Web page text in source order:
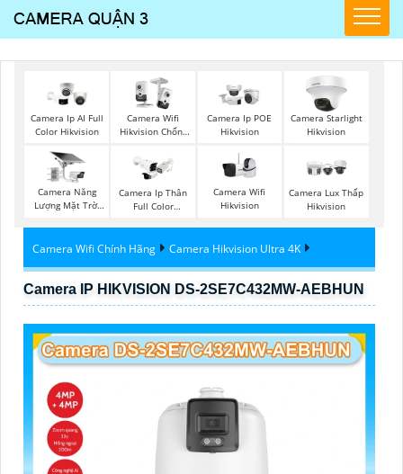
Camera Ip AI Full
Color Hikvision
Camera Wifi
Hikvision Chống
Camera Ip POE
Hikvision
Camera Starlight
Hikvision
Camera Năng
Lượng Mặt Trời
Camera Ip Thân
Full Color
Camera Wifi
Hikvision
Camera Lux Thấp
Hikvision
Camera Wifi Chính Hãng Camera Hikvision Ultra 4K
Camera IP HIKVISION DS-2SE7C432MW-AEBHUN